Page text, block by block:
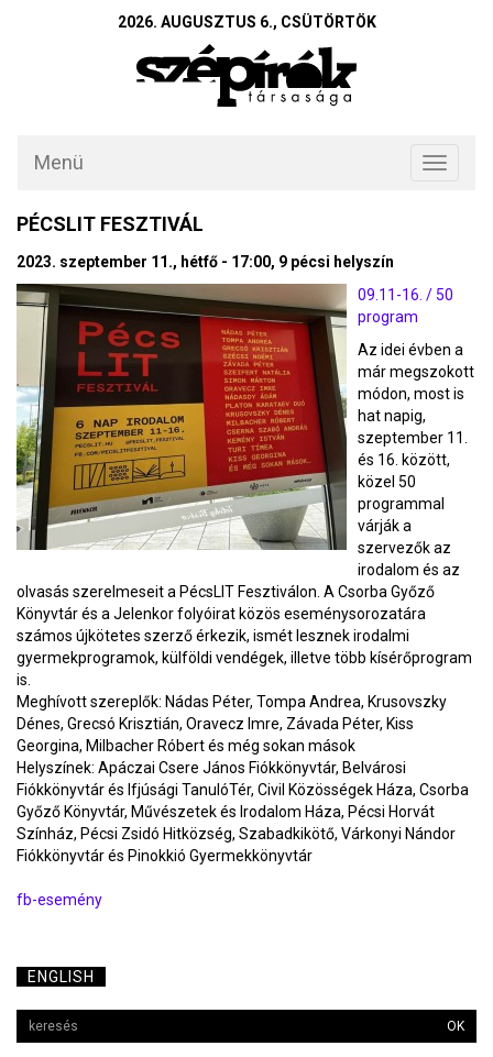
2026. AUGUSZTUS 6., CSÜTÖRTÖK
Toggle
Menü
PÉCSLIT FESZTIVÁL
2023. szeptember 11., hétfő - 17:00, 9 pécsi helyszín
09.11-16. / 50
program
Az idei évben a
már megszokott
módon, most is
hat napig,
szeptember 11.
és 16. között,
közel 50
programmal
várják a
szervezők az
irodalom és az
olvasás szerelmeseit a PécsLIT Fesztiválon. A Csorba Győző
Könyvtár és a Jelenkor folyóirat közös eseménysorozatára
számos újkötetes szerző érkezik, ismét lesznek irodalmi
gyermekprogramok, külföldi vendégek, illetve több kísérőprogram
is.
Meghívott szereplők: Nádas Péter, Tompa Andrea, Krusovszky
Dénes, Grecsó Krisztián, Oravecz Imre, Závada Péter, Kiss
Georgina, Milbacher Róbert és még sokan mások
Helyszínek: Apáczai Csere János Fiókkönyvtár, Belvárosi
Fiókkönyvtár és Ifjúsági TanulóTér, Civil Közösségek Háza, Csorba
Győző Könyvtár, Művészetek és Irodalom Háza, Pécsi Horvát
Színház, Pécsi Zsidó Hitközség, Szabadkikötő, Várkonyi Nándor
Fiókkönyvtár és Pinokkió Gyermekkönyvtár
fb-esemény
ENGLISH
OK